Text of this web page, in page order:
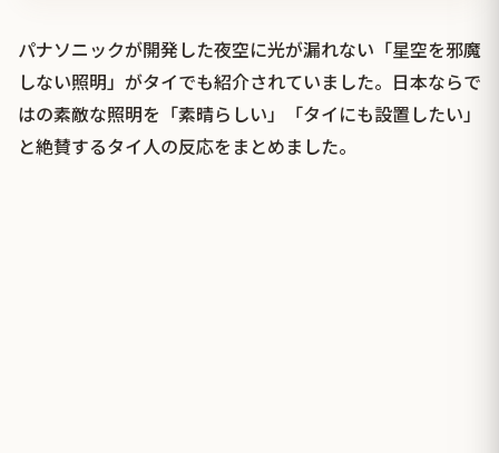
パナソニックが開発した夜空に光が漏れない「星空を邪魔
しない照明」がタイでも紹介されていました。日本ならで
はの素敵な照明を「素晴らしい」「タイにも設置したい」
と絶賛するタイ人の反応をまとめました。